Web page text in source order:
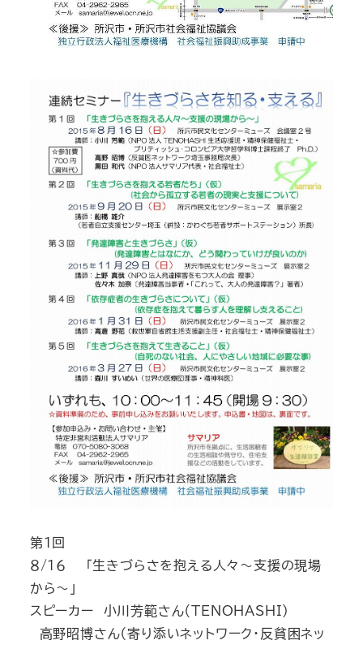
第1回
８/１６ 「生きづらさを抱える人々～支援の現場
から～」
スピーカー 小川芳範さん（TENOHASHI)
高野昭博さん（寄り添いネットワーク・反貧困ネッ